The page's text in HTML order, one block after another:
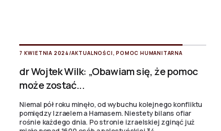
7 KWIETNIA 2024/AKTUALNOŚCI,POMOC HUMANITARNA
dr Wojtek Wilk: „Obawiam się, że pomoc
może zostać...
Niemal pół roku minęło, od wybuchu kolejnego konfliktu
pomiędzy Izraelem a Hamasem. Niestety bilans ofiar
rośnie każdego dnia. Po stronie izraelskiej zginąć już